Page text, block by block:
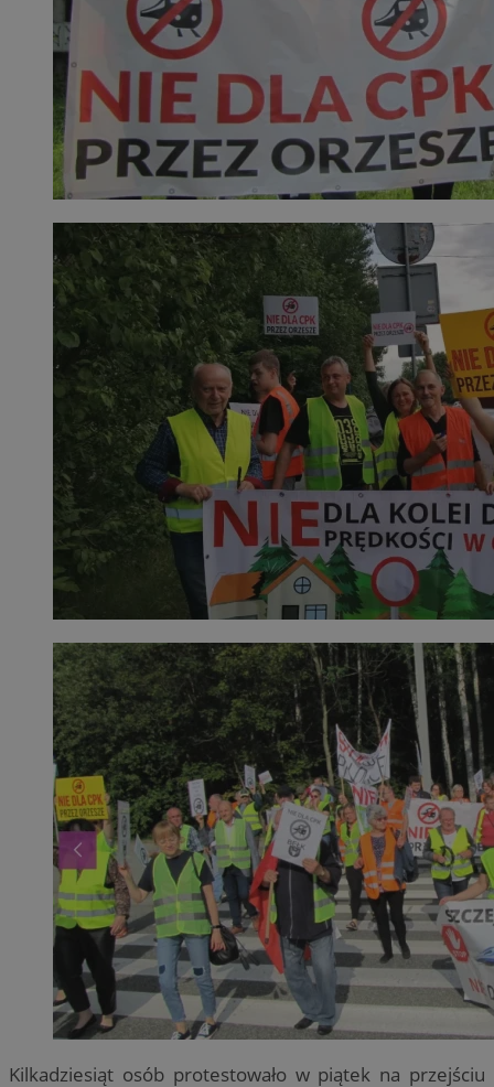
Kilkadziesiąt osób protestowało w piątek na przejściu